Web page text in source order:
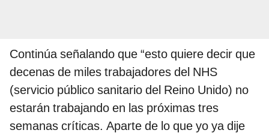
Continúa señalando que “esto quiere decir que
decenas de miles trabajadores del NHS
(servicio público sanitario del Reino Unido) no
estarán trabajando en las próximas tres
semanas críticas. Aparte de lo que yo ya dije